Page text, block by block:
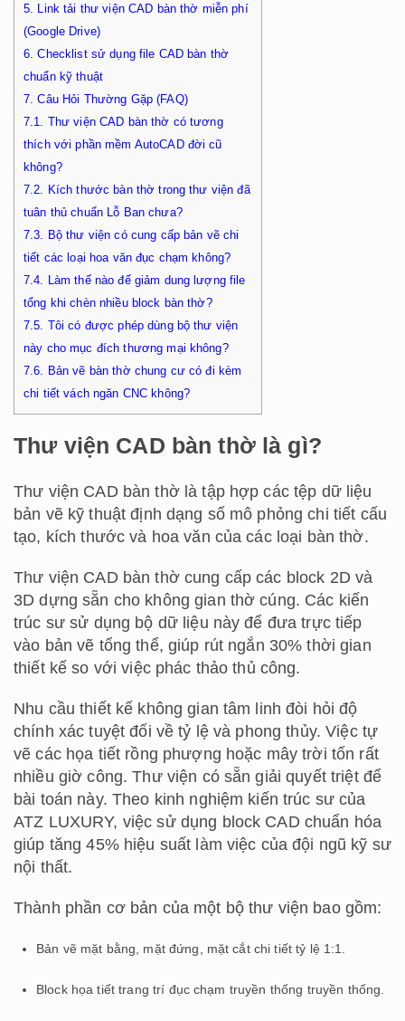
5. Link tải thư viện CAD bàn thờ miễn phí
(Google Drive)
6. Checklist sử dụng file CAD bàn thờ
chuẩn kỹ thuật
7. Câu Hỏi Thường Gặp (FAQ)
7.1. Thư viện CAD bàn thờ có tương
thích với phần mềm AutoCAD đời cũ
không?
7.2. Kích thước bàn thờ trong thư viện đã
tuân thủ chuẩn Lỗ Ban chưa?
7.3. Bộ thư viện có cung cấp bản vẽ chi
tiết các loại hoa văn đục chạm không?
7.4. Làm thế nào để giảm dung lượng file
tổng khi chèn nhiều block bàn thờ?
7.5. Tôi có được phép dùng bộ thư viện
này cho mục đích thương mại không?
7.6. Bản vẽ bàn thờ chung cư có đi kèm
chi tiết vách ngăn CNC không?
Thư viện CAD bàn thờ là gì?
Thư viện CAD bàn thờ là tập hợp các tệp dữ liệu
bản vẽ kỹ thuật định dạng số mô phỏng chi tiết cấu
tạo, kích thước và hoa văn của các loại bàn thờ.
Thư viện CAD bàn thờ cung cấp các block 2D và
3D dựng sẵn cho không gian thờ cúng. Các kiến
trúc sư sử dụng bộ dữ liệu này để đưa trực tiếp
vào bản vẽ tổng thể, giúp rút ngắn 30% thời gian
thiết kế so với việc phác thảo thủ công.
Nhu cầu thiết kế không gian tâm linh đòi hỏi độ
chính xác tuyệt đối về tỷ lệ và phong thủy. Việc tự
vẽ các họa tiết rồng phượng hoặc mây trời tốn rất
nhiều giờ công. Thư viện có sẵn giải quyết triệt để
bài toán này. Theo kinh nghiệm kiến trúc sư của
ATZ LUXURY, việc sử dụng block CAD chuẩn hóa
giúp tăng 45% hiệu suất làm việc của đội ngũ kỹ sư
nội thất.
Thành phần cơ bản của một bộ thư viện bao gồm:
Bản vẽ mặt bằng, mặt đứng, mặt cắt chi tiết tỷ lệ 1:1.
Block họa tiết trang trí đục chạm truyền thống truyền thống.